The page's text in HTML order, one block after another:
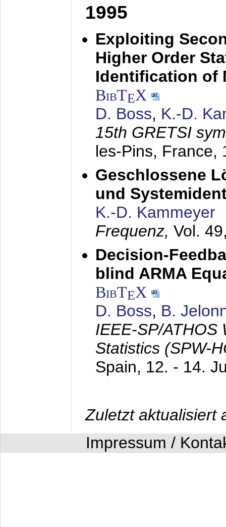
1995
Exploiting
Higher Order
Identification of
BibTEX
D. Boss, K.-D.
15th GRETSI
les-Pins, France,
Geschlossene
und
K.-D. Kammeyer
Frequenz, Vol.
Decision-
blind ARMA
BibTEX
D. Boss, B.
IEEE-SP/ATHOS
Statistics (SPW-
Spain, 12. - 14.
Zuletzt aktualisiert
Impressum /